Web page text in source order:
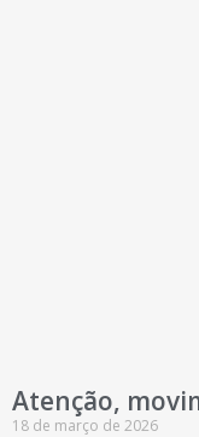
Atenção,
18 de março de 2026